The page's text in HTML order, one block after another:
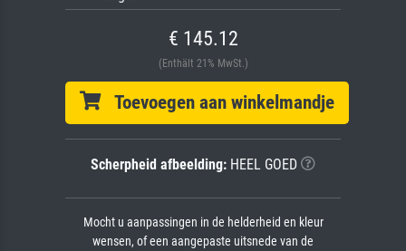
€ 145.12
(Enthält 21% MwSt.)
Toevoegen aan winkelmandje
Scherpheid afbeelding: HEEL GOED
Mocht u aanpassingen in de helderheid en kleur
wensen, of een aangepaste uitsnede van de